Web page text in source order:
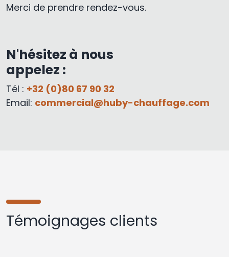
Merci de prendre rendez-vous.
N'hésitez à nous
appelez :
Tél : +32 (0)80 67 90 32
Email: commercial@huby-chauffage.com
Témoignages clients